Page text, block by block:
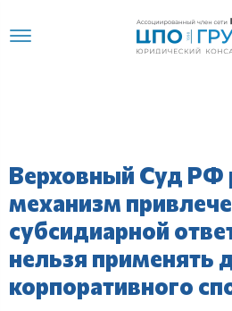
Верховный Суд РФ
механизм
субсидиарной
нельзя применять
корпоративного